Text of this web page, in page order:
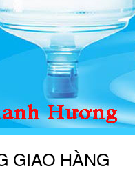
GIAO HÀNG